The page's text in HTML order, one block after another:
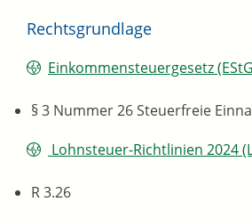
Rechtsgrundlage
Einkommensteuergesetz
§ 3 Nummer 26 Steuerfreie
Lohnsteuer-Richtlinien 2024
R 3.26